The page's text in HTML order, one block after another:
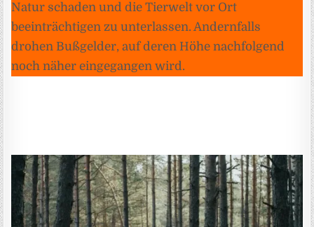
Natur schaden und die Tierwelt vor Ort
beeinträchtigen zu unterlassen. Andernfalls
drohen Bußgelder, auf deren Höhe nachfolgend
noch näher eingegangen wird.